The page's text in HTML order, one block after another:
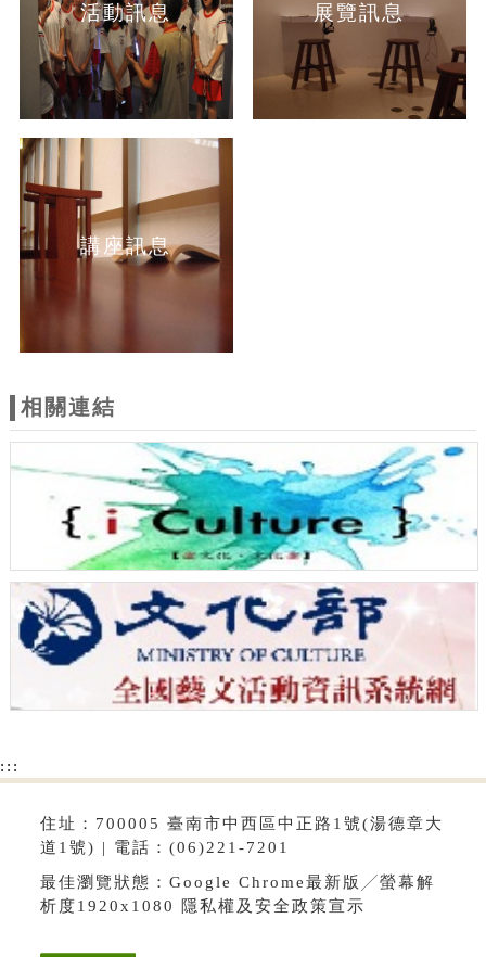
活動訊息 展覽訊息
講座訊息
相關連結
:::
住址：700005 臺南市中西區中正路1號(湯德章大
道1號) | 電話：(06)221-7201
最佳瀏覽狀態：Google Chrome最新版╱螢幕解
析度1920x1080 隱私權及安全政策宣示